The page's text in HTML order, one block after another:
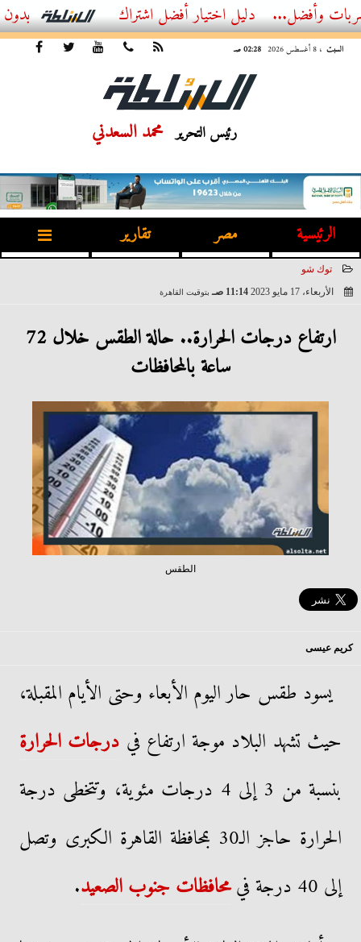
أفضل اشتراك IPTV بدون تقطيع 2026 – دليل المشاهد العصري
السبت ، 8 أغسطس 2026 02:28 صـ
رئيس التحرير محمد السعدني
الرئيسية مصر تقارير
توك شو
الأربعاء، 17 مايو 2023
11:14 صـ بتوقيت القاهرة
ارتفاع درجات الحرارة.. حالة الطقس خلال 72
ساعة بالمحافظات
الطقس
كريم عيسى
يسود طقس حار اليوم الأبعاء وحتى الأيام المقبلة،
حيث تشهد البلاد موجة ارتفاع في درجات الحرارة
بنسبة من 3 إلى 4 درجات مئوية، وتتخطى درجة
الحرارة حاجز الـ30 بمحافظة القاهرة الكبرى وتصل
إلى 40 درجة في
محافظات جنوب الصعيد.